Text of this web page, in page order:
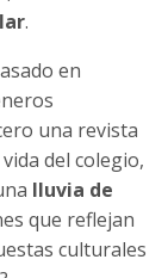
.
en
una revista
del colegio,
lluvia de
que reflejan
culturales